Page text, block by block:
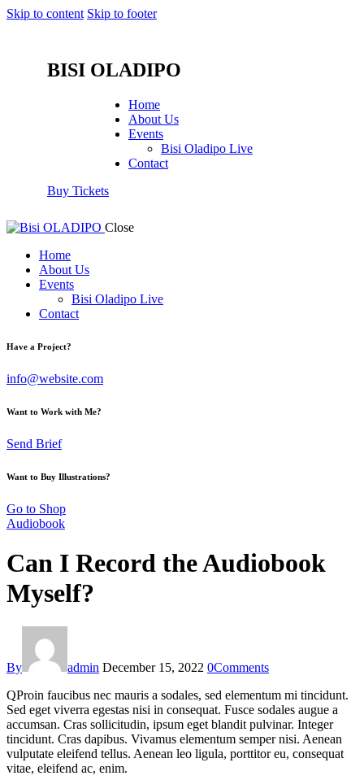
Skip to content Skip to footer
BISI OLADIPO
Home
About Us
Events
Bisi Oladipo Live
Contact
Buy Tickets
Close
Home
About Us
Events
Bisi Oladipo Live
Contact
Have a Project?
info@website.com
Want to Work with Me?
Send Brief
Want to Buy Illustrations?
Go to Shop
Audiobook
Can I Record the Audiobook
Myself?
By admin December 15, 2022 0Comments
QProin faucibus nec mauris a sodales, sed elementum mi tincidunt.
Sed eget viverra egestas nisi in consequat. Fusce sodales augue a
accumsan. Cras sollicitudin, ipsum eget blandit pulvinar. Integer
tincidunt. Cras dapibus. Vivamus elementum semper nisi. Aenean
vulputate eleifend tellus. Aenean leo ligula, porttitor eu, consequat
vitae, eleifend ac, enim.